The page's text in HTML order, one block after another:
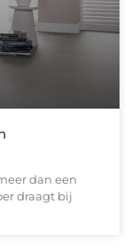
dan een
draagt bij